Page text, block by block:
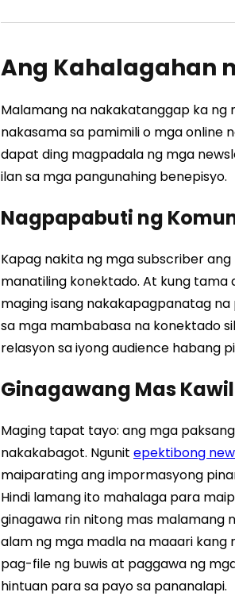
Ang Kahalagahan
Malamang na nakakatanggap ka
nakasama sa pamimili o mga online
dapat ding magpadala ng mga
ilan sa mga pangunahing benepisyo.
Nagpapabuti ng
Kapag nakita ng mga subscriber
manatiling konektado. At kung
maging isang nakakapagpanatag
sa mga mambabasa na konektado
relasyon sa iyong audience habang
Ginagawang Mas
Maging tapat tayo: ang mga
nakakabagot. Ngunit epektibong
maiparating ang impormasyong
Hindi lamang ito mahalaga para
ginagawa rin nitong mas malamang
alam ng mga madla na maaari kang
pag-file ng buwis at paggawa ng
hintuan para sa payo sa pananalapi.